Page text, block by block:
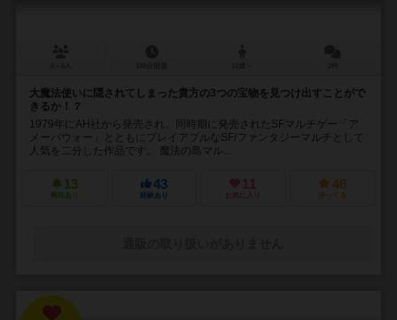
大魔法使いに隠されてしまった貴方の3つの宝物を見つけ出すことがで
きるか！？
1979年にAH社から発売され、同時期に発売されたSFマルチゲー「ア
メーバウォー」とともにプレイアブルなSF/ファンタジーマルチとして
人気を二分した作品です。 魔法の島マル...
13
興味あり
43
経験あり
11
お気に入り
46
持ってる